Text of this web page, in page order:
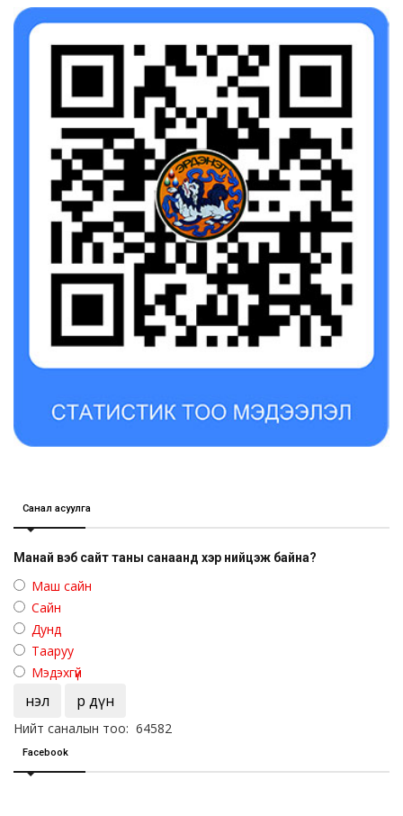
Санал асуулга
Манай вэб сайт таны санаанд хэр нийцэж байна?
Маш сайн
Сайн
Дунд
Тааруу
Мэдэхгүй
Үнэл Үр дүн
Нийт саналын тоо: 64582
Facebook